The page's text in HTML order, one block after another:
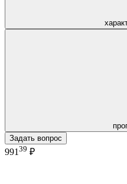
Задать вопрос
991 39 ₽